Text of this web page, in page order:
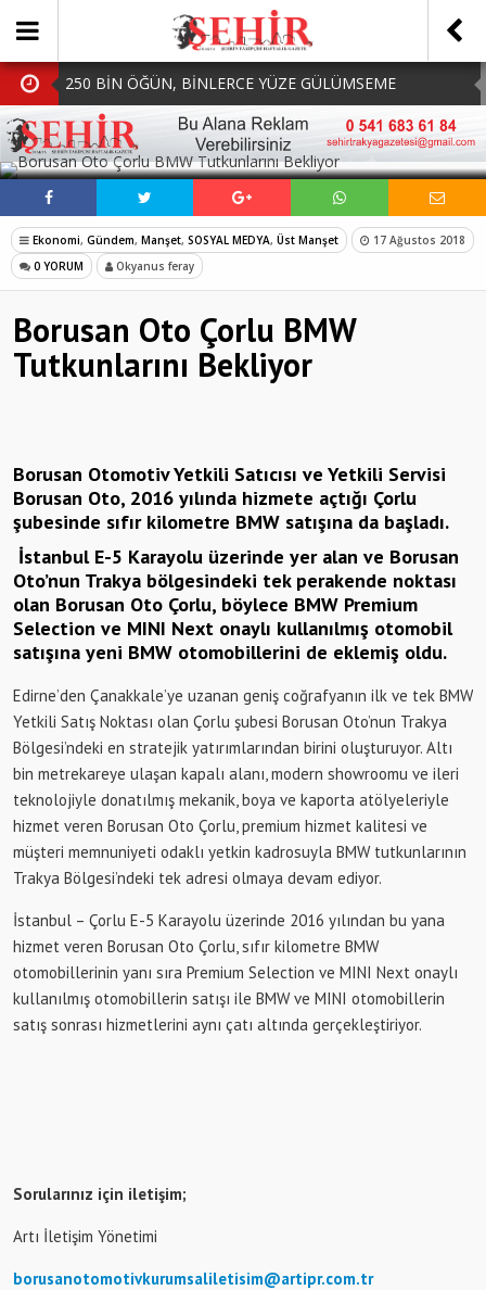
250 BİN ÖĞÜN, BİNLERCE YÜZE GÜLÜMSEME
BAŞKAN MÜGE YILDIZ TOPAK: ‘SOSYAL
BELEDİYECİLİKTE HİÇBİR HEMŞERİMİZİ YALNIZ
BIRAKMIYORUZ!’
MHP Çorlu İlçe Teşkilatında Yeni Dönem Başladı:
Mazbatalar Alındı
Dolu Vurdu, Büyükşehir Üreticiyi Yalnız Bırakmadı
SOFRALARDA BEREKETİ, GÖNÜLLERDE DAYANIŞMAYI
SOSYAL MEDYADA PAYLAŞ
Ekonomi, Gündem, Manşet, SOSYAL MEDYA, Üst Manşet
17 Ağustos 2018
0 YORUM
Okyanus feray
Borusan Oto Çorlu BMW
Tutkunlarını Bekliyor
Borusan Otomotiv Yetkili Satıcısı ve Yetkili Servisi
Borusan Oto, 2016 yılında hizmete açtığı Çorlu
şubesinde sıfır kilometre BMW satışına da başladı.
İstanbul E-5 Karayolu üzerinde yer alan ve Borusan
Oto’nun Trakya bölgesindeki tek perakende noktası
olan Borusan Oto Çorlu, böylece BMW Premium
Selection ve MINI Next onaylı kullanılmış otomobil
satışına yeni BMW otomobillerini de eklemiş oldu.
Edirne’den Çanakkale’ye uzanan geniş coğrafyanın ilk ve tek BMW
Yetkili Satış Noktası olan Çorlu şubesi Borusan Oto’nun Trakya
Bölgesi’ndeki en stratejik yatırımlarından birini oluşturuyor. Altı
bin metrekareye ulaşan kapalı alanı, modern showroomu ve ileri
teknolojiyle donatılmış mekanik, boya ve kaporta atölyeleriyle
hizmet veren Borusan Oto Çorlu, premium hizmet kalitesi ve
müşteri memnuniyeti odaklı yetkin kadrosuyla BMW tutkunlarının
Trakya Bölgesi’ndeki tek adresi olmaya devam ediyor.
İstanbul – Çorlu E-5 Karayolu üzerinde 2016 yılından bu yana
hizmet veren Borusan Oto Çorlu, sıfır kilometre BMW
otomobillerinin yanı sıra Premium Selection ve MINI Next onaylı
kullanılmış otomobillerin satışı ile BMW ve MINI otomobillerin
satış sonrası hizmetlerini aynı çatı altında gerçekleştiriyor.
Sorularınız için iletişim;
Artı İletişim Yönetimi
borusanotomotivkurumsaliletisim@artipr.com.tr